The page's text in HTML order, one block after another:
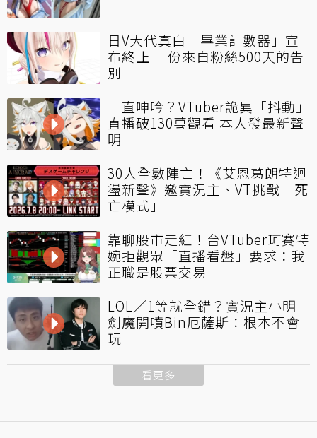
日V大代真白「畢業計數器」宣
布終止 一份來自粉絲500天的告
別
一直呻吟？VTuber詭異「抖動」
直播破130萬觀看 本人發最新聲
明
30人全數陣亡！《艾恩葛朗特迴
盪新聲》邀實況主、VT挑戰「死
亡模式」
靠聊股市走紅！台VTuber珂賽特
婉拒觀眾「直播看盤」要求：我
正職是股票交易
LOL／1等就全錯？實況主小明
劍魔開噴Bin厄薩斯：根本不會
玩
看更多